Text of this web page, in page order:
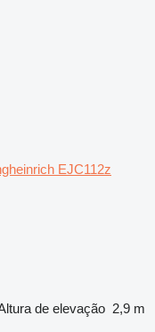
EJC112z
de elevação 2,9 m